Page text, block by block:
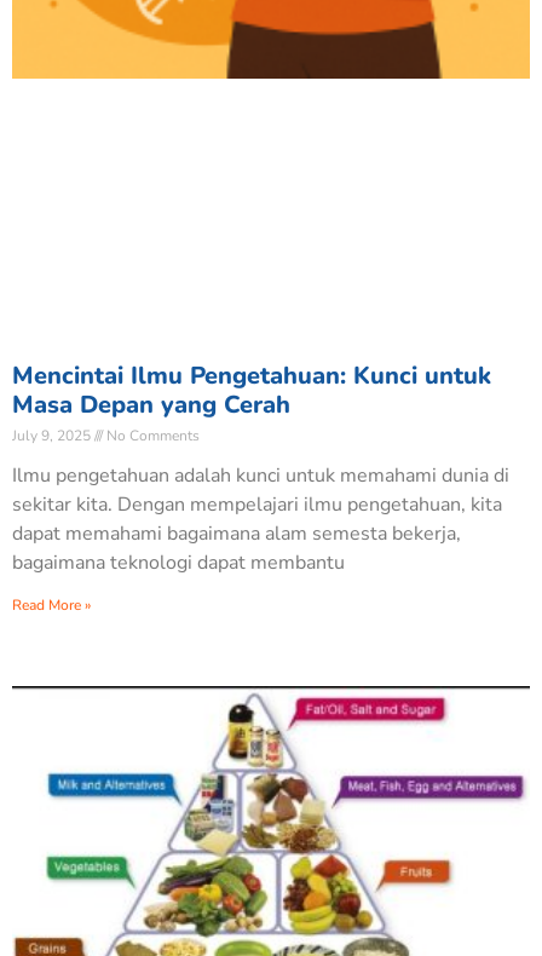
Mencintai Ilmu Pengetahuan: Kunci untuk
Masa Depan yang Cerah
July 9, 2025 No Comments
Ilmu pengetahuan adalah kunci untuk memahami dunia di
sekitar kita. Dengan mempelajari ilmu pengetahuan, kita
dapat memahami bagaimana alam semesta bekerja,
bagaimana teknologi dapat membantu
Read More »